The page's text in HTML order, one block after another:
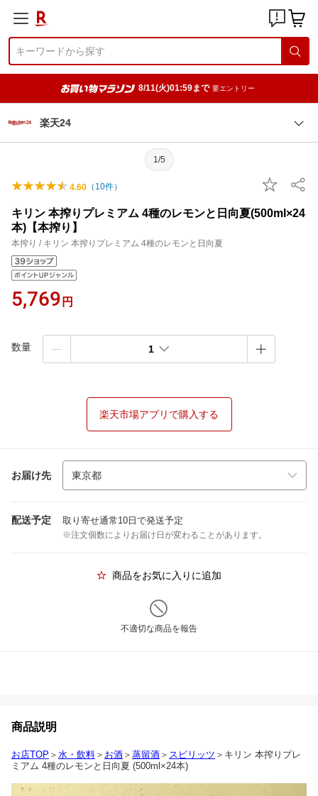
8/11(火)01:59まで 要エントリー
楽天24
1/5
4.60 （ 10件）
キリン 本搾りプレミアム 4種のレモンと日向夏(500ml×24
本)【本搾り】
本搾り / キリン 本搾りプレミアム 4種のレモンと日向夏
5,769 円
数量 1
楽天市場アプリで購入する
お届け先
配送予定 取り寄せ通常10日で発送予定
※注文個数によりお届け日が変わることがあります。
商品をお気に入りに追加
不適切な商品を報告
商品説明
お店TOP ＞ 水・飲料 ＞ お酒 ＞ 蒸留酒 ＞ スピリッツ ＞キリン 本搾りプレ
ミアム 4種のレモンと日向夏 (500ml×24本)